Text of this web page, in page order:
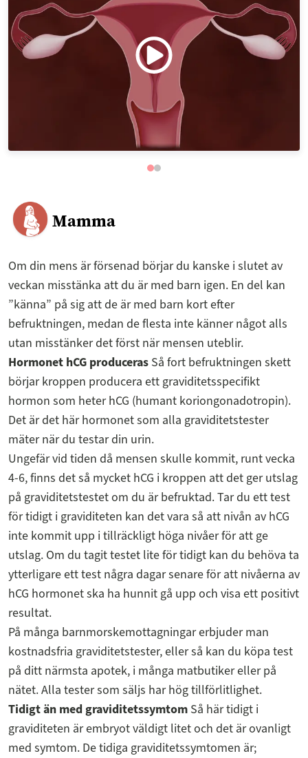
Mamma
Om din mens är försenad börjar du kanske i slutet av
veckan misstänka att du är med barn igen. En del kan
”känna” på sig att de är med barn kort efter
befruktningen, medan de flesta inte känner något alls
utan misstänker det först när mensen uteblir.
Hormonet hCG produceras Så fort befruktningen skett
börjar kroppen producera ett graviditetsspecifikt
hormon som heter hCG (humant koriongonadotropin).
Det är det här hormonet som alla graviditetstester
mäter när du testar din urin.
Ungefär vid tiden då mensen skulle kommit, runt vecka
4-6, finns det så mycket hCG i kroppen att det ger utslag
på graviditetstestet om du är befruktad. Tar du ett test
för tidigt i graviditeten kan det vara så att nivån av hCG
inte kommit upp i tillräckligt höga nivåer för att ge
utslag. Om du tagit testet lite för tidigt kan du behöva ta
ytterligare ett test några dagar senare för att nivåerna av
hCG hormonet ska ha hunnit gå upp och visa ett positivt
resultat.
På många barnmorskemottagningar erbjuder man
kostnadsfria graviditetstester, eller så kan du köpa test
på ditt närmsta apotek, i många matbutiker eller på
nätet. Alla tester som säljs har hög tillförlitlighet.
Tidigt än med graviditetssymtom Så här tidigt i
graviditeten är embryot väldigt litet och det är ovanligt
med symtom. De tidiga graviditetssymtomen är;